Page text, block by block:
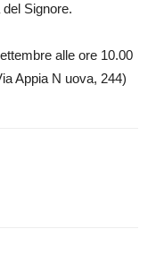
Signore.
alle ore 10.00
Appia N uova, 244)